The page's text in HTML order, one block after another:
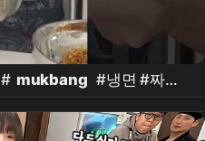
# mukbang #냉면 #짜파